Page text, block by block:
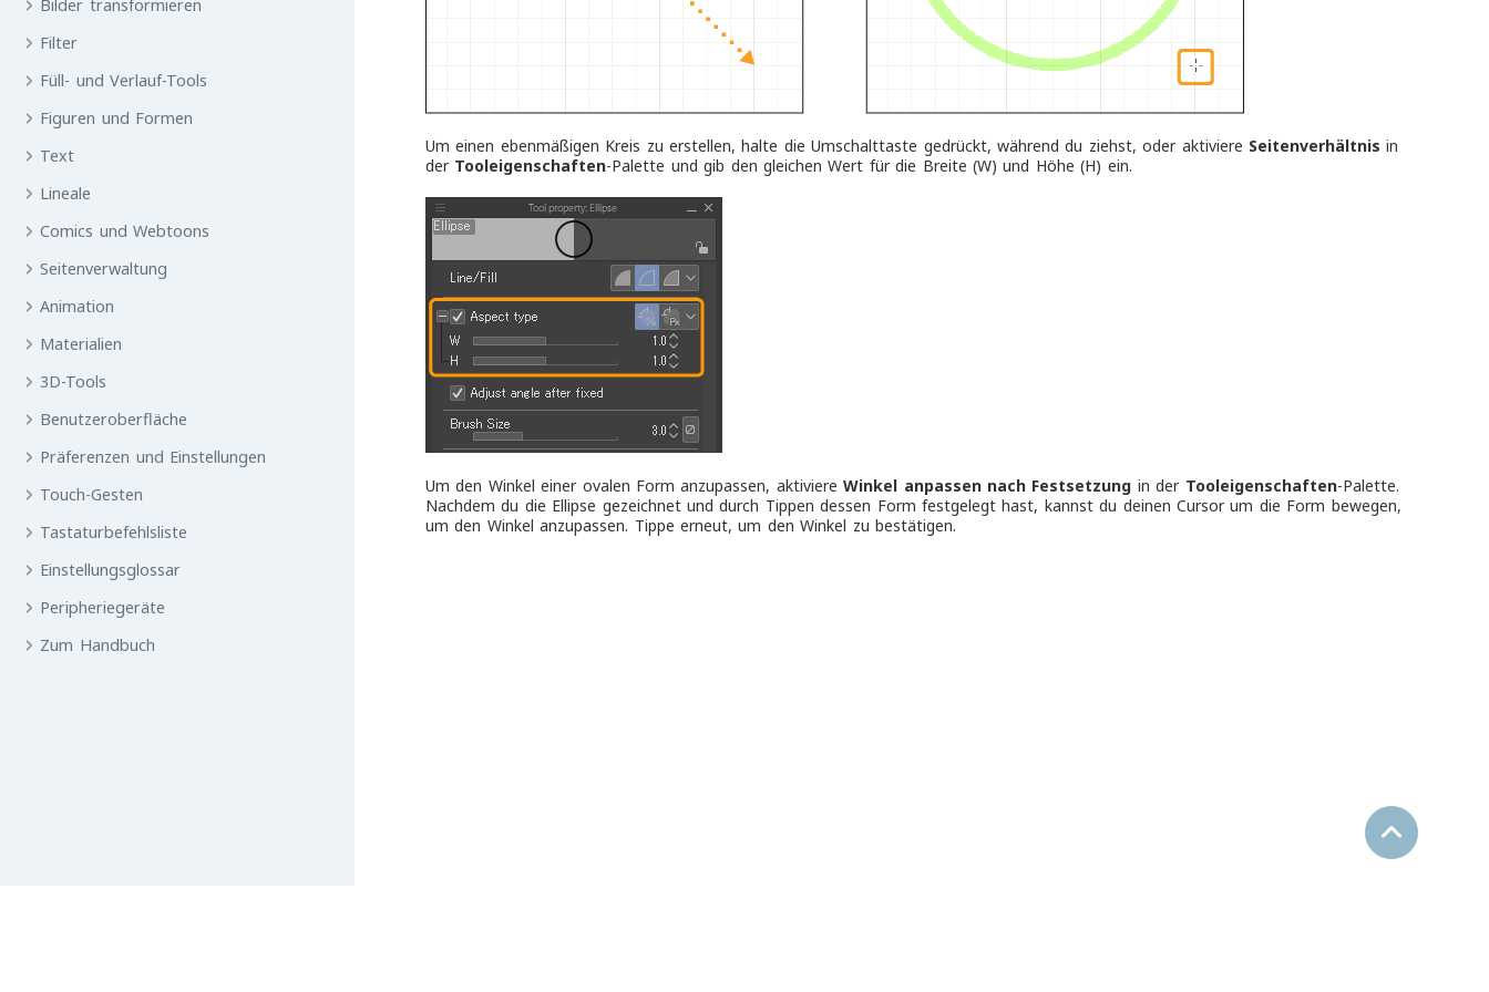
Bilder transformieren
Filter
Füll- und Verlauf-Tools
Figuren und Formen
Text
Lineale
Comics und Webtoons
Seitenverwaltung
Animation
Materialien
3D-Tools
Benutzeroberfläche
Präferenzen und Einstellungen
Touch-Gesten
Tastaturbefehlsliste
Einstellungsglossar
Peripheriegeräte
Zum Handbuch
Um einen ebenmäßigen Kreis zu erstellen, halte die Umschalttaste gedrückt, während du ziehst, oder aktiviere Seitenverhältnis in
der Tooleigenschaften-Palette und gib den gleichen Wert für die Breite (W) und Höhe (H) ein.
Um den Winkel einer ovalen Form anzupassen, aktiviereWinkel anpassen nach Festsetzung in der Tooleigenschaften-Palette.
Nachdem du die Ellipse gezeichnet und durch Tippen dessen Form festgelegt hast, kannst du deinen Cursor um die Form bewegen,
um den Winkel anzupassen. Tippe erneut, um den Winkel zu bestätigen.